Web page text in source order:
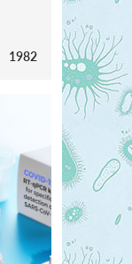
1982